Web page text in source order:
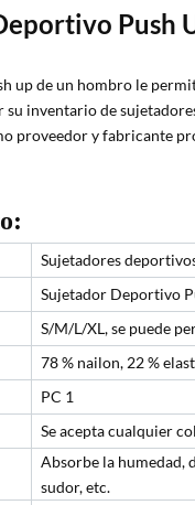
Push
up de un hombro le
inventario de
proveedor y fabricante
Sujetadores
Sujetador Deportivo
S/M/L/XL, se puede
78 % nailon, 22 %
PC 1
Se acepta cualquier
Absorbe la humedad,
sudor, etc.